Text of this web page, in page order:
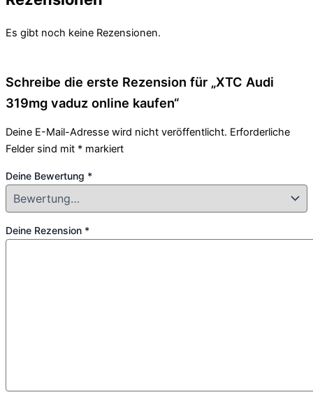
Es gibt noch keine Rezensionen.
Schreibe die erste Rezension für „XTC Audi
319mg vaduz online kaufen“
Deine E-Mail-Adresse wird nicht veröffentlicht. Erforderliche
Felder sind mit * markiert
Deine Bewertung *
Deine Rezension *